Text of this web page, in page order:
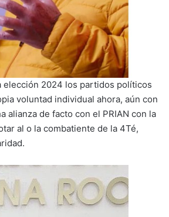
elección 2024 los partidos políticos
voluntad individual ahora, aún con
alianza de facto con el PRIAN con la
al o la combatiente de la 4Té,